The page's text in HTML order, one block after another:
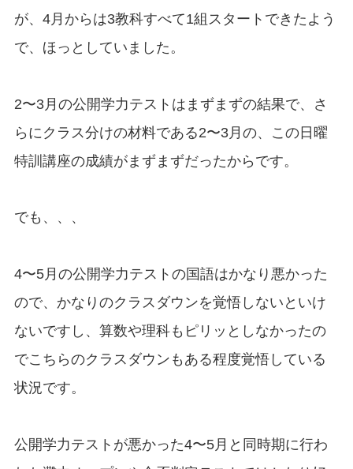
が、4月からは3教科すべて1組スタートできたよう
で、ほっとしていました。
2〜3月の公開学力テストはまずまずの結果で、さ
らにクラス分けの材料である2〜3月の、この日曜
特訓講座の成績がまずまずだったからです。
でも、、、
4〜5月の公開学力テストの国語はかなり悪かった
ので、かなりのクラスダウンを覚悟しないといけ
ないですし、算数や理科もピリッとしなかったの
でこちらのクラスダウンもある程度覚悟している
状況です。
公開学力テストが悪かった4〜5月と同時期に行わ